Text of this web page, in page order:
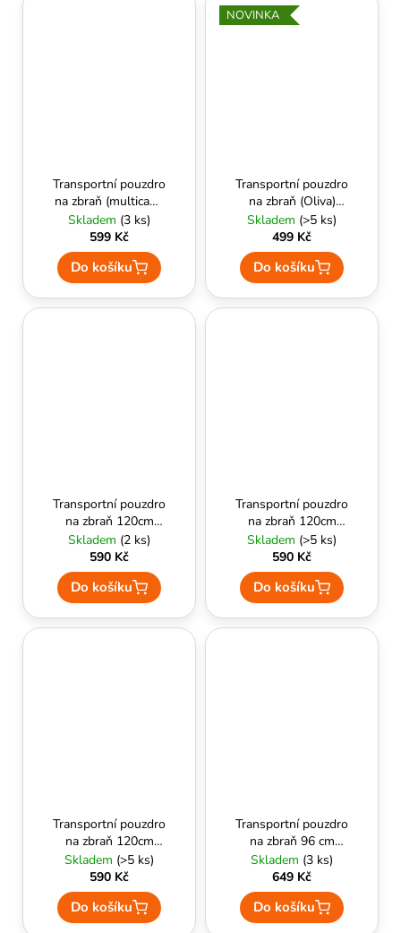
Transportní pouzdro
na zbraň (multicam)
88x27x5cm - Royal
Skladem (3 ks)
599 Kč
Do košíku
NOVINKA
Transportní pouzdro
na zbraň (Oliva)
85cm x 30cm -
Delta Armory
Skladem (>5 ks)
499 Kč
Do košíku
Transportní pouzdro
na zbraň 120cm
(coyote) - Delta
Armory
Skladem (2 ks)
590 Kč
Do košíku
Transportní pouzdro
na zbraň 120cm
(černá) - Delta
Armory
Skladem (>5 ks)
590 Kč
Do košíku
Transportní pouzdro
na zbraň 120cm
(oliva) - Delta
Armory
Skladem (>5 ks)
590 Kč
Do košíku
Transportní pouzdro
na zbraň 96 cm
(oliva) - GFC Tactical
Skladem (3 ks)
649 Kč
Do košíku